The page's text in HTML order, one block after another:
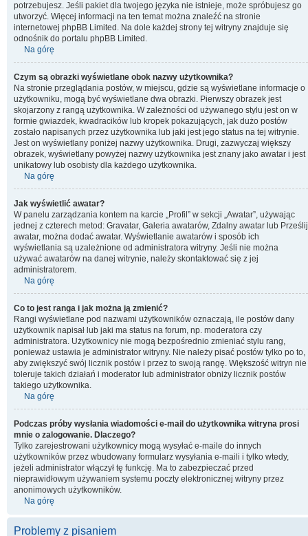
potrzebujesz. Jeśli pakiet dla twojego języka nie istnieje, może spróbujesz go
utworzyć. Więcej informacji na ten temat można znaleźć na stronie
internetowej phpBB Limited. Na dole każdej strony tej witryny znajduje się
odnośnik do portalu phpBB Limited.
Na górę
Czym są obrazki wyświetlane obok nazwy użytkownika?
Na stronie przeglądania postów, w miejscu, gdzie są wyświetlane informacje o
użytkowniku, mogą być wyświetlane dwa obrazki. Pierwszy obrazek jest
skojarzony z rangą użytkownika. W zależności od używanego stylu jest on w
formie gwiazdek, kwadracików lub kropek pokazujących, jak dużo postów
zostało napisanych przez użytkownika lub jaki jest jego status na tej witrynie.
Jest on wyświetlany poniżej nazwy użytkownika. Drugi, zazwyczaj większy
obrazek, wyświetlany powyżej nazwy użytkownika jest znany jako awatar i jest
unikatowy lub osobisty dla każdego użytkownika.
Na górę
Jak wyświetlić awatar?
W panelu zarządzania kontem na karcie „Profil” w sekcji „Awatar”, używając
jednej z czterech metod: Gravatar, Galeria awatarów, Zdalny awatar lub Prześlij
awatar, można dodać awatar. Wyświetlanie awatarów i sposób ich
wyświetlania są uzależnione od administratora witryny. Jeśli nie można
używać awatarów na danej witrynie, należy skontaktować się z jej
administratorem.
Na górę
Co to jest ranga i jak można ją zmienić?
Rangi wyświetlane pod nazwami użytkowników oznaczają, ile postów dany
użytkownik napisał lub jaki ma status na forum, np. moderatora czy
administratora. Użytkownicy nie mogą bezpośrednio zmieniać stylu rang,
ponieważ ustawia je administrator witryny. Nie należy pisać postów tylko po to,
aby zwiększyć swój licznik postów i przez to swoją rangę. Większość witryn nie
toleruje takich działań i moderator lub administrator obniży licznik postów
takiego użytkownika.
Na górę
Podczas próby wysłania wiadomości e-mail do użytkownika witryna prosi
mnie o zalogowanie. Dlaczego?
Tylko zarejestrowani użytkownicy mogą wysyłać e-maile do innych
użytkowników przez wbudowany formularz wysyłania e-maili i tylko wtedy,
jeżeli administrator włączył tę funkcję. Ma to zabezpieczać przed
nieprawidłowym używaniem systemu poczty elektronicznej witryny przez
anonimowych użytkowników.
Na górę
Problemy z pisaniem